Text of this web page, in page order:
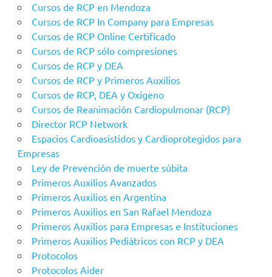
Cursos de RCP en Mendoza
Cursos de RCP In Company para Empresas
Cursos de RCP Online Certificado
Cursos de RCP sólo compresiones
Cursos de RCP y DEA
Cursos de RCP y Primeros Auxilios
Cursos de RCP, DEA y Oxígeno
Cursos de Reanimación Cardiopulmonar (RCP)
Director RCP Network
Espacios Cardioasistidos y Cardioprotegidos para
Empresas
Ley de Prevención de muerte súbita
Primeros Auxilios Avanzados
Primeros Auxilios en Argentina
Primeros Auxilios en San Rafael Mendoza
Primeros Auxilios para Empresas e Instituciones
Primeros Auxilios Pediátricos con RCP y DEA
Protocolos
Protocolos Aider